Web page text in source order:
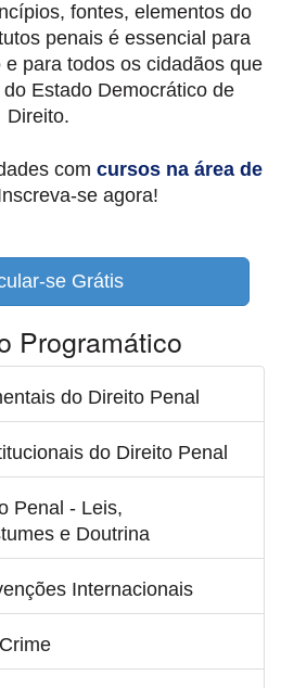
fontes, elementos do
penais é essencial para
para todos os cidadãos que
Estado Democrático de
Direito.
com cursos na área de
se agora!
se Grátis
Programático
do Direito Penal
do Direito Penal
Penal - Leis,
e Doutrina
Internacionais